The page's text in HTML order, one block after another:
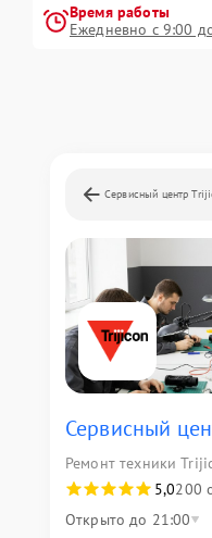
Время работы
Ежедневно с 9:00
Сервисный центр
Сервисный
Ремонт техники
5,0200
Открыто до 21:00